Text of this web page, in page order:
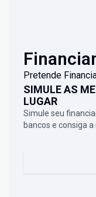
Pretende
SIMULE AS
LUGAR
Simule seu
bancos e consiga